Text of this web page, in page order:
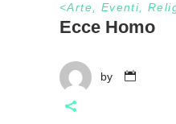
<Arte Eventi ,
Ecce Homo
by